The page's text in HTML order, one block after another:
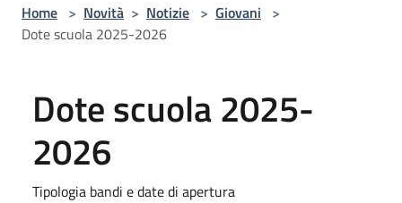
Home > Novità > Notizie > Giovani >
Dote scuola 2025-2026
Dote scuola 2025-
2026
Tipologia bandi e date di apertura